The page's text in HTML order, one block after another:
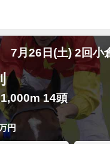
7月26日(土) 2回小
14頭
円